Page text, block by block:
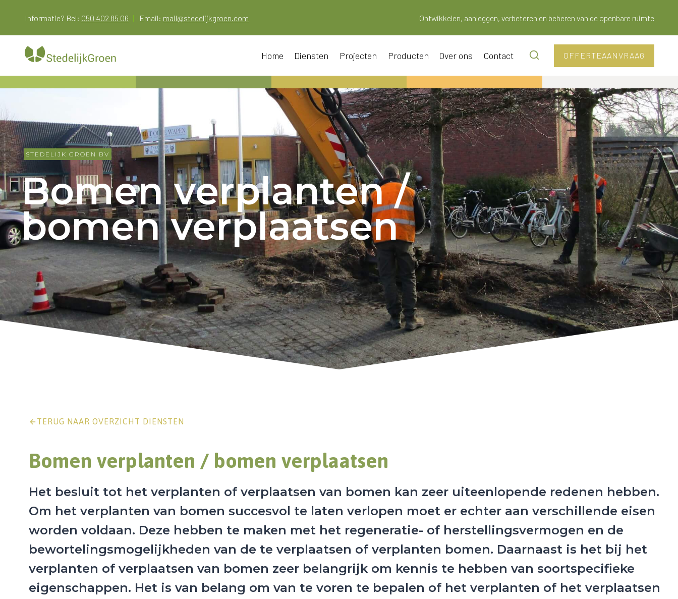
Informatie? Bel: 050 402 85 06 | Email: mail@stedelijkgroen.com Ontwikkelen, aanleggen, verbeteren en beheren van de openbare ruimte
Home Diensten Projecten Producten Over ons Contact OFFERTEAANVRAAG
STEDELIJK GROEN BV
Bomen verplanten /
bomen verplaatsen
TERUG NAAR OVERZICHT DIENSTEN
Bomen verplanten / bomen verplaatsen
Het besluit tot het verplanten of verplaatsen van bomen kan zeer uiteenlopende redenen hebben.
Om het verplanten van bomen succesvol te laten verlopen moet er echter aan verschillende eisen
worden voldaan. Deze hebben te maken met het regeneratie- of herstellingsvermogen en de
bewortelingsmogelijkheden van de te verplaatsen of verplanten bomen. Daarnaast is het bij het
verplanten of verplaatsen van bomen zeer belangrijk om kennis te hebben van soortspecifieke
eigenschappen. Het is van belang om van te voren te bepalen of het verplanten of het verplaatsen